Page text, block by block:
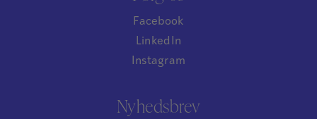
Facebook
LinkedIn
Instagram
Nyhedsbrev